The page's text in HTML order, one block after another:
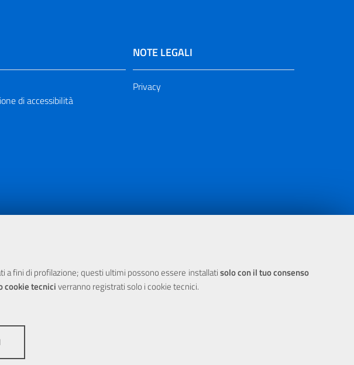
a fini di profilazione; questi ultimi possono essere installatisolo con il tuo consenso
cookie tecniciverranno registrati solo i cookie tecnici.
di accessibilità
NOTE LEGALI
Privacy
del POR Sicilia 2000/2006 Misura 6.05 - Fondo FESR